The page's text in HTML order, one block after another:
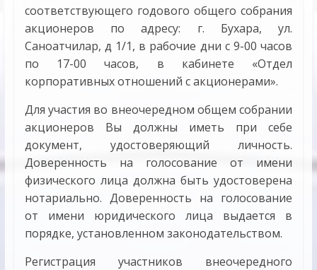
соответствующего годового общего собрания
акционеров по адресу: г. Бухара, ул.
Саноатчилар, д 1/1, в рабочие дни с 9-00 часов
по 17-00 часов, в кабинете «Отдел
корпоративных отношений с акционерами».
Для участия во внеочередном общем собрании
акционеров Вы должны иметь при себе
документ, удостоверяющий личность.
Доверенность на голосование от имени
физического лица должна быть удостоверена
нотариально. Доверенность на голосование
от имени юридического лица выдается в
порядке, установленном законодательством.
Регистрация участников внеочередного